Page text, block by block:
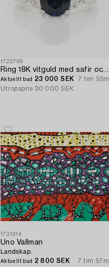
1722768
Ring 18K vitguld med safir och briljantslipade diamanter.
Aktuellt bud 23 000 SEK
7 tim 53m
Utropspris 30 000 SEK
1731214
Uno Vallman
Landskap.
Aktuellt bud 2 800 SEK
7 tim 57m